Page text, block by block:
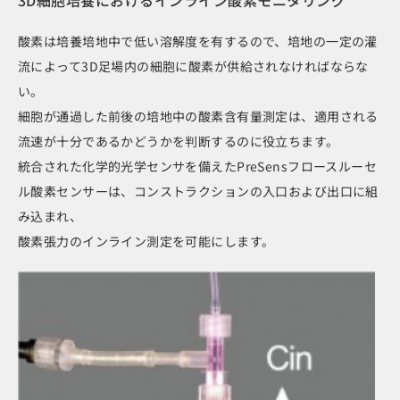
酸素は培養培地中で低い溶解度を有するので、培地の一定の灌
流によって3D足場内の細胞に酸素が供給されなければならな
い。
細胞が通過した前後の培地中の酸素含有量測定は、適用される
流速が十分であるかどうかを判断するのに役立ちます。
統合された化学的光学センサを備えたPreSensフロースルーセ
ル酸素センサーは、コンストラクションの入口および出口に組
み込まれ、
酸素張力のインライン測定を可能にします。